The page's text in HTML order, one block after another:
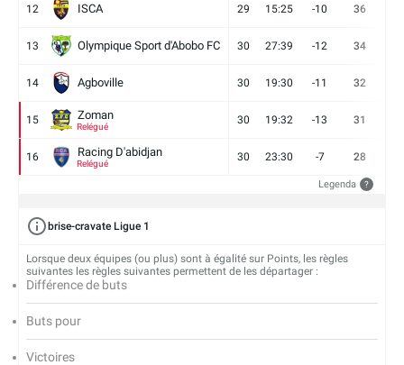
12 ISCA 29 15:25 -10 36
13 Olympique Sport d'Abobo FC 30 27:39 -12 34
14 Agboville 30 19:30 -11 32
15 Zoman
Relégué
30 19:32 -13 31
16 Racing D'abidjan
Relégué
30 23:30 -7 28
Legenda ?
brise-cravate Ligue 1
Lorsque deux équipes (ou plus) sont à égalité sur Points, les règles
suivantes les règles suivantes permettent de les départager :
Différence de buts
Buts pour
Victoires